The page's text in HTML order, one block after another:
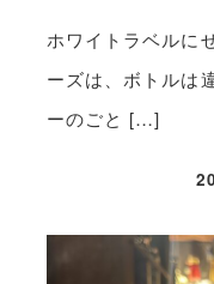
ホワイトラベルに
ーズは、ボトルは
ーのごと […]